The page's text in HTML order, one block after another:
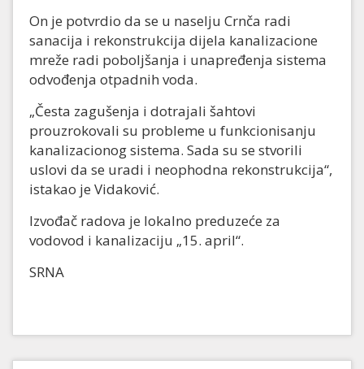
On je potvrdio da se u naselju Crnča radi
sanacija i rekonstrukcija dijela kanalizacione
mreže radi poboljšanja i unapređenja sistema
odvođenja otpadnih voda.
„Česta zagušenja i dotrajali šahtovi
prouzrokovali su probleme u funkcionisanju
kanalizacionog sistema. Sada su se stvorili
uslovi da se uradi i neophodna rekonstrukcija“,
istakao je Vidaković.
Izvođač radova je lokalno preduzeće za
vodovod i kanalizaciju „15. april“.
SRNA